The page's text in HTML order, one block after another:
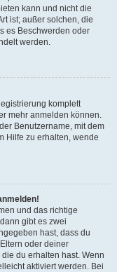
kann und nicht die
ist; außer solchen, die
es Beschwerden oder
werden.
komplett
mehr anmelden können.
Benutzername, mit dem
Hilfe zu erhalten, wende
und das richtige
gibt es zwei
hast, dass du
oder deiner
du erhalten hast. Wenn
aktiviert werden. Bei